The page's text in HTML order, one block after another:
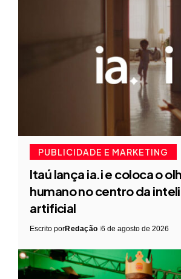
PUBLICIDADE E MARKETING
Itaú lança ia.i e coloca o
humano no centro da
artificial
Escrito porRedação 6 de agosto de 2026